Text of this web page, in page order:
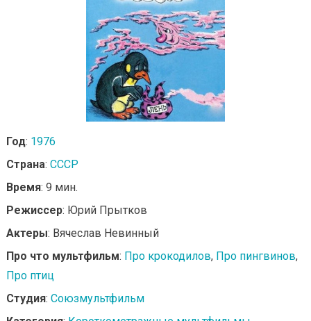
Год: 1976
Страна: СССР
Время: 9 мин.
Режиссер: Юрий Прытков
Актеры: Вячеслав Невинный
Про что мультфильм: Про крокодилов, Про пингвинов,
Про птиц
Студия: Союзмультфильм